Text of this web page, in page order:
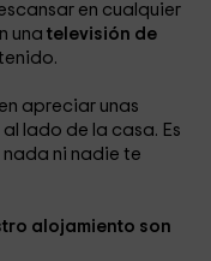
en cualquier
unatelevisión de
apreciar unas
lado de la casa. Es
ni nadie te
alojamiento son